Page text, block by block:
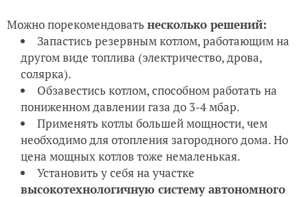
Можно порекомендовать несколько решений:
Запастись резервным котлом, работающим на
другом виде топлива (электричество, дрова,
солярка).
Обзавестись котлом, способном работать на
пониженном давлении газа до 3-4 мбар.
Применять котлы большей мощности, чем
необходимо для отопления загородного дома. Но
цена мощных котлов тоже немаленькая.
Установить у себя на участке
высокотехнологичную систему автономного